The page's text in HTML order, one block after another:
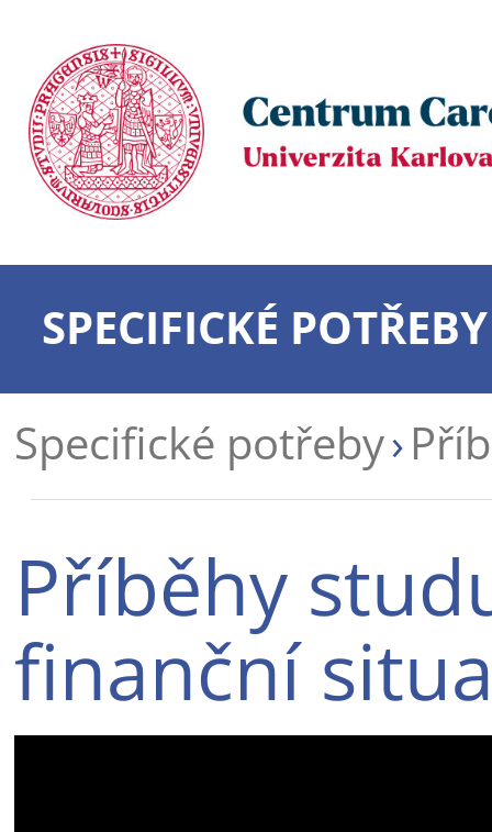
SPECIFICKÉ POTŘEBY
Specifické potřeby
Příběhy
finanční